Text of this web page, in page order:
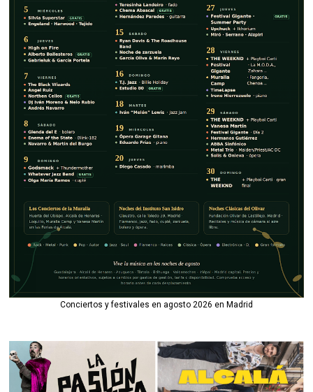
Conciertos y festivales en agosto 2026 en Madrid